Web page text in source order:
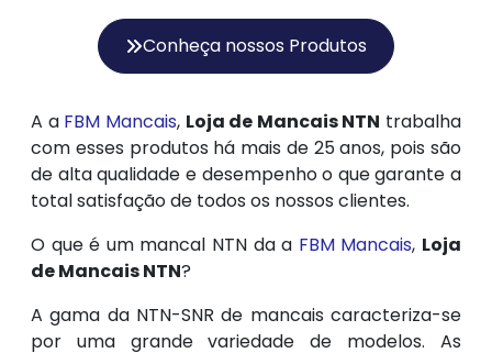
A a FBM Mancais, Loja de Mancais NTN trabalha
com esses produtos há mais de 25 anos, pois são
de alta qualidade e desempenho o que garante a
total satisfação de todos os nossos clientes.
O que é um mancal NTN da a FBM Mancais, Loja
de Mancais NTN?
A gama da NTN-SNR de mancais caracteriza-se
por uma grande variedade de modelos. As
Conheça nossos Produtos